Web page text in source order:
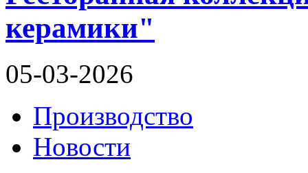
керамики"
05-03-2026
Производство
Новости